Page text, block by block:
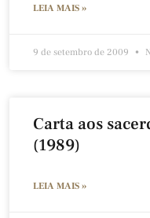
LEIA MAIS »
9 de setembro de 2009
Carta aos
(1989)
LEIA MAIS »